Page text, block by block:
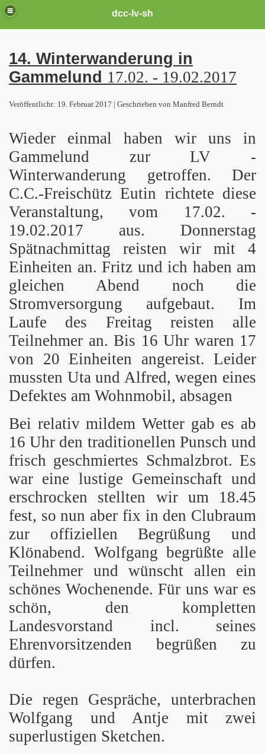
dcc-lv-sh
14. Winterwanderung in
Gammelund 17.02. - 19.02.2017
Veröffentlicht: 19. Februar 2017 | Geschrieben von Manfred Berndt
Wieder einmal haben wir uns in
Gammelund zur LV -
Winterwanderung getroffen. Der
C.C.-Freischütz Eutin richtete diese
Veranstaltung, vom 17.02. -
19.02.2017 aus. Donnerstag
Spätnachmittag reisten wir mit 4
Einheiten an. Fritz und ich haben am
gleichen Abend noch die
Stromversorgung aufgebaut. Im
Laufe des Freitag reisten alle
Teilnehmer an. Bis 16 Uhr waren 17
von 20 Einheiten angereist. Leider
mussten Uta und Alfred, wegen eines
Defektes am Wohnmobil, absagen
Bei relativ mildem Wetter gab es ab
16 Uhr den traditionellen Punsch und
frisch geschmiertes Schmalzbrot. Es
war eine lustige Gemeinschaft und
erschrocken stellten wir um 18.45
fest, so nun aber fix in den Clubraum
zur offiziellen Begrüßung und
Klönabend. Wolfgang begrüßte alle
Teilnehmer und wünscht allen ein
schönes Wochenende. Für uns war es
schön, den kompletten
Landesvorstand incl. seines
Ehrenvorsitzenden begrüßen zu
dürfen.
Die regen Gespräche, unterbrachen
Wolfgang und Antje mit zwei
superlustigen Sketchen.